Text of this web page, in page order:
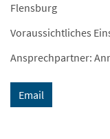
Flensburg
Voraussichtliches
Ansprechpartner:
Email